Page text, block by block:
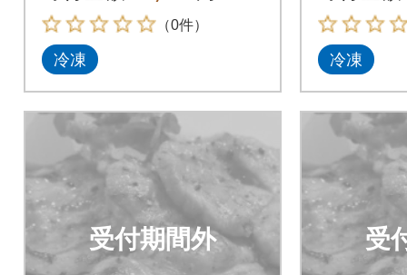
（0件）
冷凍 冷凍
受付期間外 受